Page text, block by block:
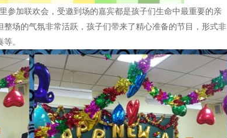
加联欢会，受邀到场的嘉宾都是孩子们生命中最重要的亲
场的气氛非常活跃，孩子们带来了精心准备的节目，形式非
。